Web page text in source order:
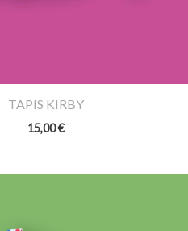
TAPIS KIRBY
15,00€